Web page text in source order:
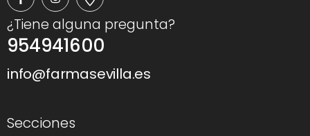
¿Tiene alguna pregunta?
954941600
info@farmasevilla.es
Secciones